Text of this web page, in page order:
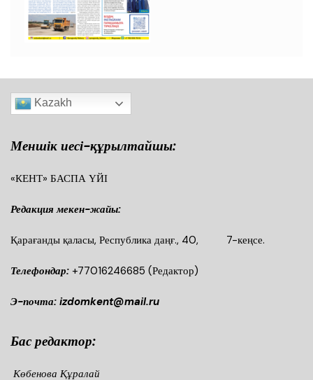
Kazakh
Меншік иесі-құрылтайшы:
«КЕНТ» БАСПА ҮЙІ
Редакция мекен-жайы:
Қарағанды қаласы, Республика даңғ., 40, 7-кеңсе.
Телефондар: +77016246685 (Редактор)
Э-почта: izdomkent@mail.ru
Бас редактор:
Көбенова Құралай